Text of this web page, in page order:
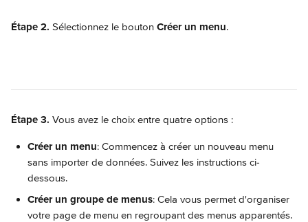
Étape 2. Sélectionnez le bouton Créer un menu.
Étape 3. Vous avez le choix entre quatre options :
Créer un menu: Commencez à créer un nouveau menu
sans importer de données. Suivez les instructions ci-
dessous.
Créer un groupe de menus: Cela vous permet d'organiser
votre page de menu en regroupant des menus apparentés.